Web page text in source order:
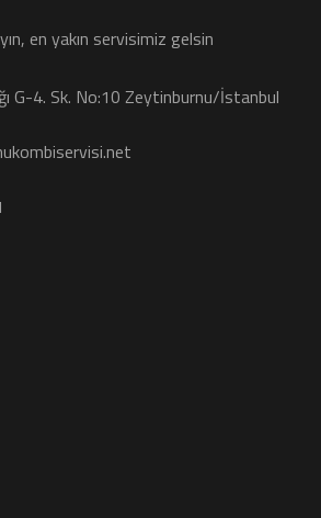
en yakın servisimiz gelsin
G-4. Sk. No:10 Zeytinburnu/İstanbul